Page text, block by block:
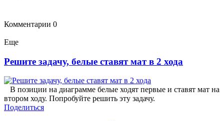
Комментарии 0
Еще
Решите задачу, белые ставят мат в 2 хода
В позиции на диаграмме белые ходят первые и ставят мат на
втором ходу. Попробуйте решить эту задачу.
Поделиться